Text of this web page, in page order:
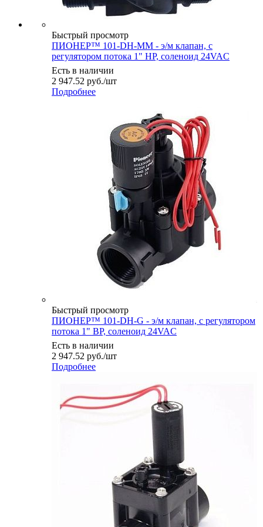
Быстрый просмотр
ПИОНЕР™ 101-DH-MM - э/м клапан, с
регулятором потока 1" НР, соленоид 24VAC
Есть в наличии
2 947.52 руб./шт
Подробнее
Быстрый просмотр
ПИОНЕР™ 101-DH-G - э/м клапан, с регулятором
потока 1" ВР, соленоид 24VAC
Есть в наличии
2 947.52 руб./шт
Подробнее